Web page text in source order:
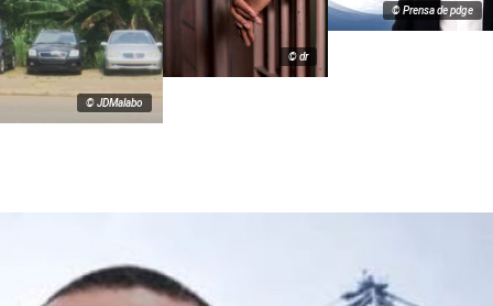
© Prensa de pdge
© dr
© JDMalabo